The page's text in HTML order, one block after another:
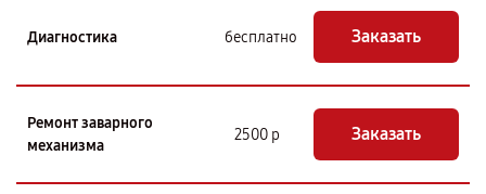
Диагностика бесплатно Заказать
Ремонт заварного
механизма
2500 р Заказать